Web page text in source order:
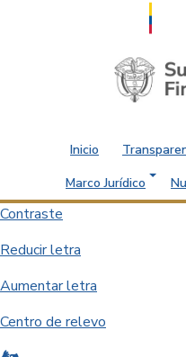
Saltar al contenido principal
Inicio
Marco Jurídico
Contraste
Reducir letra
Aumentar letra
Centro de relevo